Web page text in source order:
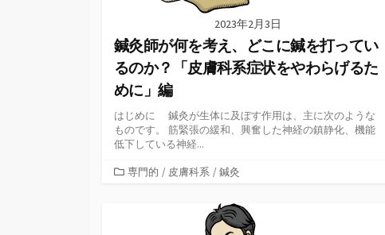
2023年2月3日
鍼灸師が何を考え、どこに鍼を打ってい
るのか？「皮膚科系症状をやわらげるた
めに」編
はじめに 鍼灸が生体に及ぼす作用は、主に次のような
ものです。 筋緊張の緩和、興奮した神経の鎮静化、機能
低下している神経...
カ専門的 / 皮膚科系 / 鍼灸